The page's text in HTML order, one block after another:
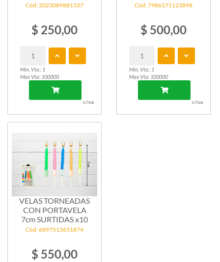
Cód: 2023089881337
$ 250,00
Min. Vta.: 1
Max Vta: 100000
c/iva
Cód: 7986171123898
$ 500,00
Min. Vta.: 1
Max Vta: 100000
c/iva
VELAS TORNEADAS
CON PORTAVELA
7cm SURTIDAS x10
Cód: 6897513651874
$ 550,00